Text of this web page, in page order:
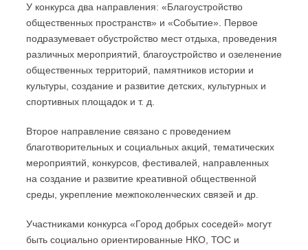
У конкурса два направления: «Благоустройство
общественных пространств» и «Событие». Первое
подразумевает обустройство мест отдыха, проведения
различных мероприятий, благоустройство и озеленение
общественных территорий, памятников истории и
культуры, создание и развитие детских, культурных и
спортивных площадок и т. д.
Второе направление связано с проведением
благотворительных и социальных акций, тематических
мероприятий, конкурсов, фестивалей, направленных
на создание и развитие креативной общественной
среды, укрепление межпоколенческих связей и др.
Участниками конкурса «Город добрых соседей» могут
быть социально ориентированные НКО, ТОС и